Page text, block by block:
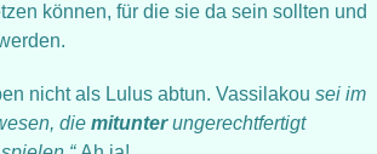
können, für die sie da sein sollten und
nicht als Lulus abtun. Vassilakou sei im
die mitunterungerechtfertigt